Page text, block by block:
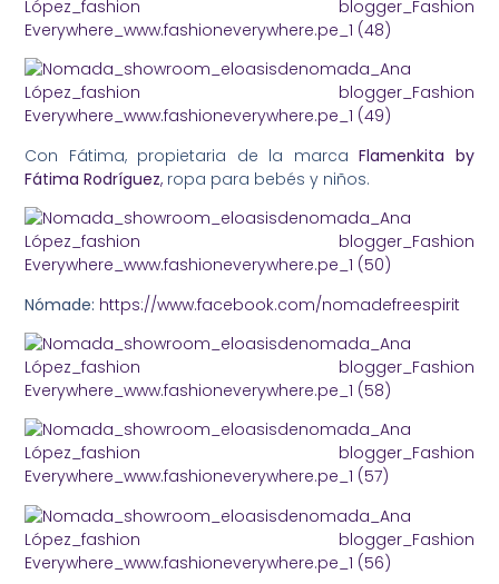
Con Fátima, propietaria de la marcaFlamenkita by
Fátima Rodríguez, ropa para bebés y niños.
Nómade: https://www.facebook.com/nomadefreespirit